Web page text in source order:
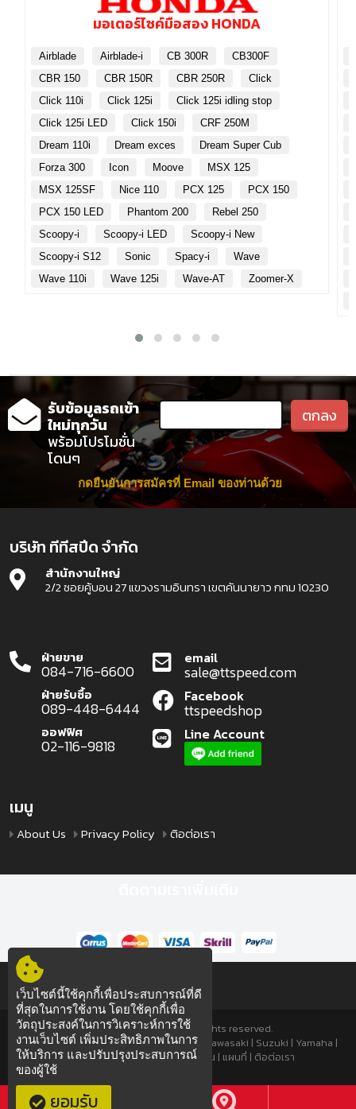
มอเตอร์ไซค์มือสอง HONDA
Airblade Airblade-i CB 300R
CB300F
CBR 150
CBR 150R CBR 250R
Click
Click 110i
Click 125i
Click 125i idling stop
Click 125i LED
Click 150i
CRF 250M
Dream 110i
Dream exces
Dream Super Cub
Forza 300
Icon Moove
MSX 125
MSX 125SF
Nice 110 PCX 125
PCX 150
PCX 150 LED
Phantom 200
Rebel 250
Scoopy-i
Scoopy-i LED
Scoopy-i New
Scoopy-i S12
Sonic Spacy-i
Wave
Wave 110i
Wave 125i Wave-AT Zoomer-X
รับข้อมูลรถเข้า
ใหม่ทุกวัน
พร้อมโปรโมชั่น
โดนๆ
กดยืนยันการสมัครที่ Email ของท่านด้วย
บริษัท ทีทีสปีด จำกัด
สำนักงานใหญ่
2/2 ซอยคู้บอน 27 แขวงรามอินทรา เขตคันนายาว กทม 10230
ฝ่ายขาย
084-716-6600
ฝ่ายรับซื้อ
089-448-6444
ออฟฟิศ
02-116-9818
email
sale@ttspeed.com
Facebook
ttspeedshop
Line Account
เมนู
About Us Privacy Policy ติอต่อเรา
© 2019 TTSPEED.COM All rights reserved.
มอเตอร์ไซค์| มอเตอร์ไซค์มือสอง| Honda Kawasaki | Suzuki | Yamaha |
About Us|Privacy Policy|โอนเงิน | แผนที่ | ติอต่อเรา
เว็บไซต์นี้ใช้คุกกี้เพื่อประสบการณ์ที่ดี
ที่สุดในการใช้งาน โดยใช้คุกกี้เพื่อ
วัตถุประสงค์ในการวิเคราะห์การใช้
งานเว็บไซต์ เพิ่มประสิทธิภาพในการ
ให้บริการ และปรับปรุงประสบการณ์
ของผู้ใช้
ยอมรับ